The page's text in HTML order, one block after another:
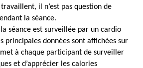
il n’est pas question de
la séance.
séance est surveillée par un cardio
principales données sont affichées sur
à chaque participant de surveiller
et d’apprécier les calories